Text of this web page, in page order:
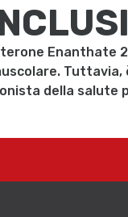
Enanthate
Tuttavia,
della salute